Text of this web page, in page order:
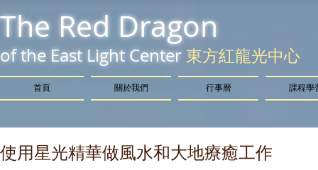
The Red Dragon
of the East Light Center 東方紅龍光中心
首頁 關於我們 行事曆 課程學
使用星光精華做風水和大地療癒工作